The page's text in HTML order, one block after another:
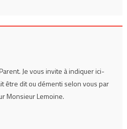
Je vous invite à indiquer ici-
être dit ou démenti selon vous par
Monsieur Lemoine.